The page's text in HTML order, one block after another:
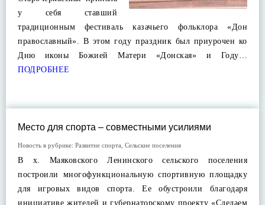
у себя ставший
традиционным фестиваль казачьего фольклора «Дон
православный». В этом году праздник был приурочен ко
Дню иконы Божией Матери «Донская» и Году…
ПОДРОБНЕЕ
Место для спорта – совместными усилиями
Новость в рубрике: Развитие спорта Сельские поселения
В х. Маяковского Ленинского сельского поселения
построили многофункциональную спортивную площадку
для игровых видов спорта. Ее обустроили благодаря
инициативе жителей и губернаторскому проекту «Сделаем